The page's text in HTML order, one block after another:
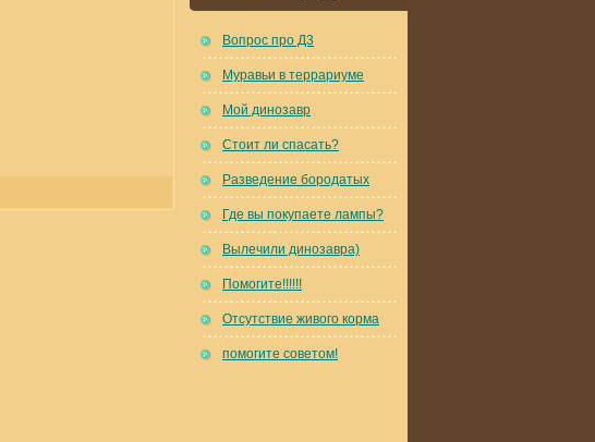
Вопрос про Д3
Муравьи в террариуме
Мой динозавр
Стоит ли спасать?
Разведение бородатых
Где вы покупаете лампы?
Вылечили динозавра)
Помогите!!!!!!
Отсутствие живого корма
помогите советом!